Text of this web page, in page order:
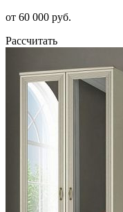
от 60 000 руб.
Рассчитать